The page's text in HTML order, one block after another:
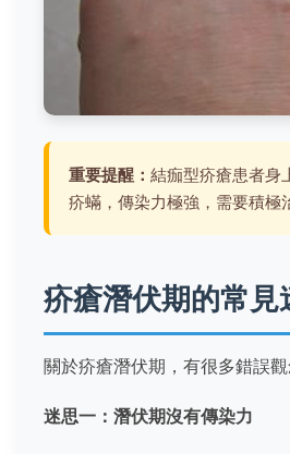
重要提醒： 結痂型疥瘡患者身
疥蟎，傳染力極強，需要積極
疥瘡潛伏期的常見
關於疥瘡潛伏期，有很多錯誤觀
迷思一：潛伏期沒有傳染力